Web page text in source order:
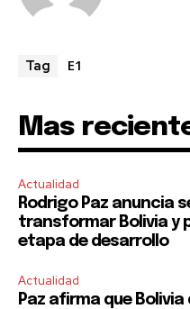
Tag E1
Mas
Actualidad
Rodrigo Paz anuncia
transformar Bolivia y
etapa de desarrollo
Actualidad
Paz afirma que